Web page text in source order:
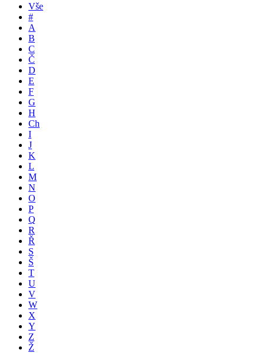
Vše
#
A
B
C
Č
D
E
F
G
H
Ch
I
J
K
L
M
N
O
P
Q
R
Ř
S
Š
T
U
V
W
X
Y
Z
Ž